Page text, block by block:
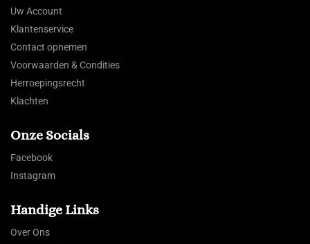
Uw Account
Klantenservice
Contact opnemen
Voorwaarden & Condities
Herroepingsrecht
Klachten
Onze Socials
Facebook
Instagram
Handige Links
Over Ons